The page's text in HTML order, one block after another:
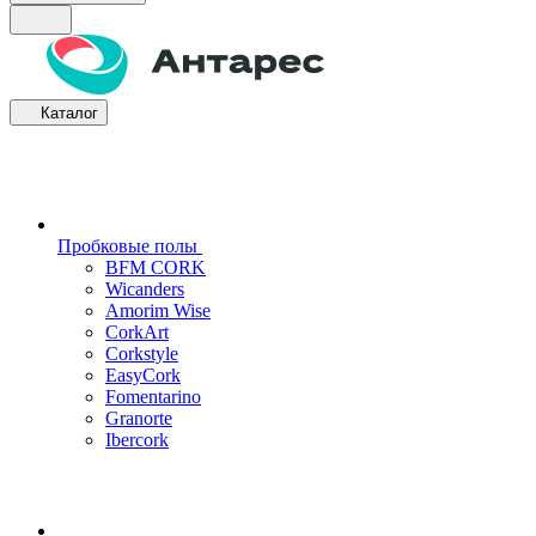
Каталог
Пробковые полы
BFM CORK
Wicanders
Amorim Wise
CorkArt
Corkstyle
EasyCork
Fomentarino
Granorte
Ibercork